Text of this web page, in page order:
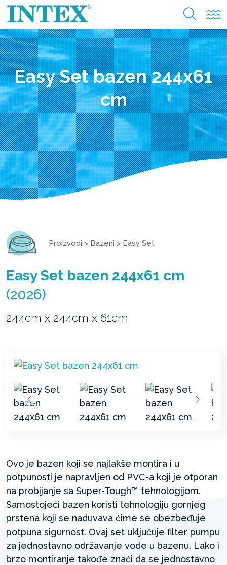
Easy Set bazen 244x61
cm
Proizvodi > Bazeni > Easy Set
Easy Set bazen 244x61 cm
(2026)
244cm x 244cm x 61cm
Ovo je bazen koji se najlakše montira i u
potpunosti je napravljen od PVC-a koji je otporan
na probijanje sa Super-Tough™ tehnologijom.
Samostojeći bazen koristi tehnologiju gornjeg
prstena koji se naduvava čime se obezbeđuje
potpuna sigurnost. Ovaj set uključuje filter pumpu
za jednostavno održavanje vode u bazenu. Lako i
brzo montiranje takođe znači da se jednostavno